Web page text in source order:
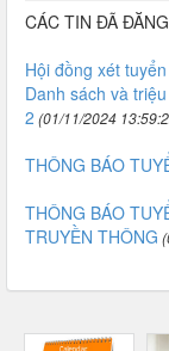
CÁC TIN ĐÃ
Hội đồng xét
Danh sách và
2 (01/11/2024
THÔNG BÁO
THÔNG BÁO
TRUYỀN THÔNG